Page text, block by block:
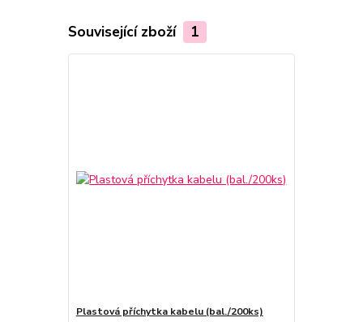
Související zboží 1
Plastová příchytka kabelu (bal./200ks)